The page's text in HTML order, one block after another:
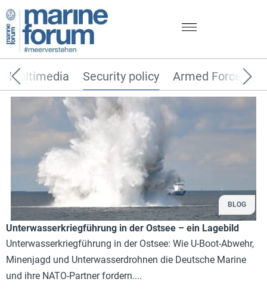
Security policy Armed Forces
Multimedia
BLOG
Unterwasserkriegführung in der Ostsee – ein Lagebild
Unterwasserkriegführung in der Ostsee: Wie U-Boot-Abwehr,
Minenjagd und Unterwasserdrohnen die Deutsche Marine
und ihre NATO-Partner fordern....